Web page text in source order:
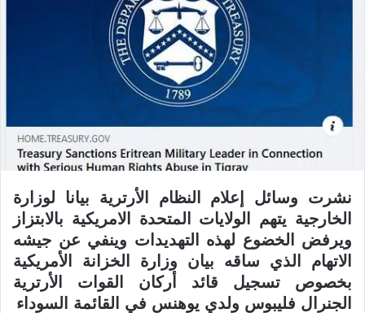
نشرت وسائل إعلام النظام الأرترية بيانا لوزارة
الخارجية يتهم الولايات المتحدة الامريكية بالابتزاز
ويرفض الخضوع لهذه التهديدات وينفي عن جيشه
الاتهام الذي ساقه بيان وزارة الخزانة الأمريكية
بخصوص تسجيل قائد أركان القوات الأرترية
الجنرال فليبوس ولدي يوهنس في القائمة السوداء